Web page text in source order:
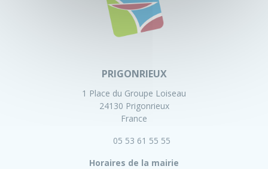
PRIGONRIEUX
1 Place du Groupe Loiseau
24130 Prigonrieux
France
05 53 61 55 55
Horaires de la mairie